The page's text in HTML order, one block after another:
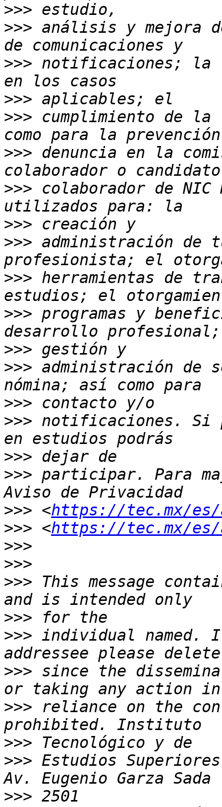
>>>
>>> análisis y mejora
>>> notificaciones; la
>>>
>>> cumplimiento de
>>> denuncia en la
>>> colaborador de
>>>
>>> administración de
>>> herramientas de
>>> programas y
>>>
>>> administración de
>>>
>>> notificaciones. Si
>>>
>>> participar. Para
>>> <https://tec.mx/es/
>>> <https://tec.mx/es/
>>>
>>>
>>> This message
>>>
>>> individual named.
>>> since the
>>> reliance on the
>>>
>>> Estudios
>>>